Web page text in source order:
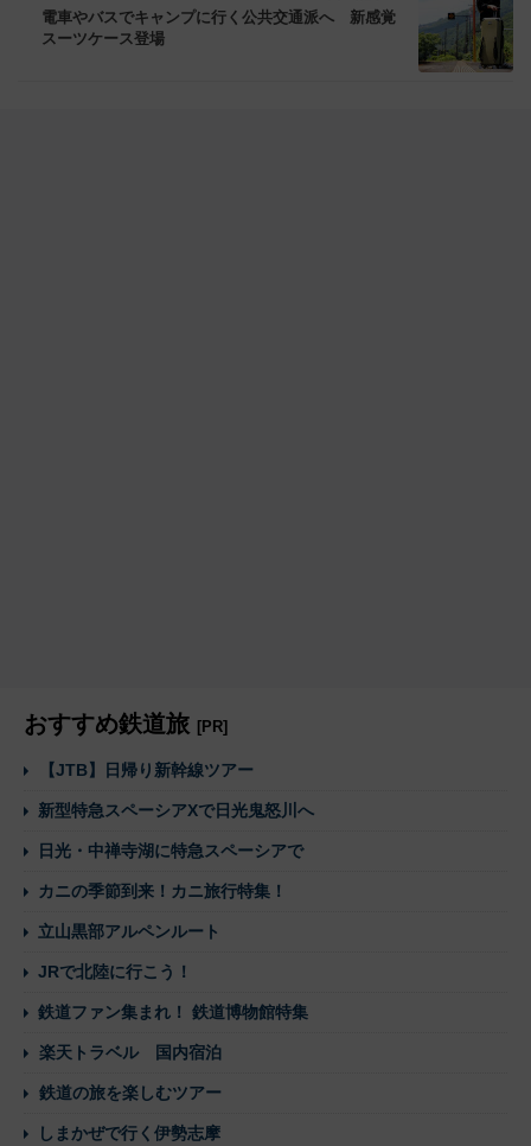
電車やバスでキャンプに行く公共交通派へ 新感覚
スーツケース登場
おすすめ鉄道旅 [PR]
【JTB】日帰り新幹線ツアー
新型特急スペーシアXで日光鬼怒川へ
日光・中禅寺湖に特急スペーシアで
カニの季節到来！カニ旅行特集！
立山黒部アルペンルート
JRで北陸に行こう！
鉄道ファン集まれ！ 鉄道博物館特集
楽天トラベル 国内宿泊
鉄道の旅を楽しむツアー
しまかぜで行く伊勢志摩